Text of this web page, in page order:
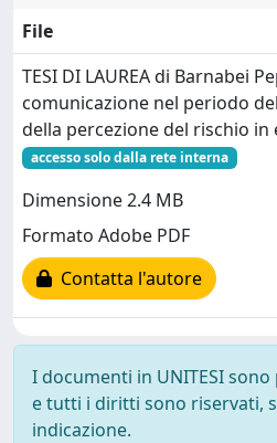
File
TESI DI LAUREA di Barnabei
comunicazione nel periodo
della percezione del rischio
accesso solo dalla rete interna
Dimensione 2.4 MB
Formato Adobe PDF
Contatta l'autore
I documenti in UNITESI
e tutti i diritti sono riservati,
indicazione.